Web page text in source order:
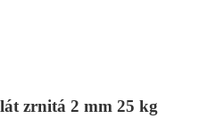
zrnitá 2 mm 25 kg